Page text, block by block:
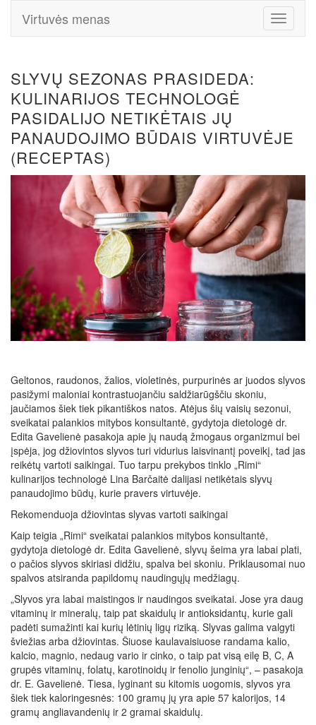
Toggle
Virtuvės menas
SLYVŲ SEZONAS PRASIDEDA:
KULINARIJOS TECHNOLOGĖ
PASIDALIJO NETIKĖTAIS JŲ
PANAUDOJIMO BŪDAIS VIRTUVĖJE
(RECEPTAS)
Geltonos, raudonos, žalios, violetinės, purpurinės ar juodos slyvos
pasižymi maloniai kontrastuojančiu saldžiarūgščiu skoniu,
jaučiamos šiek tiek pikantiškos natos. Atėjus šių vaisių sezonui,
sveikatai palankios mitybos konsultantė, gydytoja dietologė dr.
Edita Gavelienė pasakoja apie jų naudą žmogaus organizmui bei
įspėja, jog džiovintos slyvos turi vidurius laisvinantį poveikį, tad jas
reikėtų vartoti saikingai. Tuo tarpu prekybos tinklo „Rimi“
kulinarijos technologė Lina Barčaitė dalijasi netikėtais slyvų
panaudojimo būdų, kurie pravers virtuvėje.
Rekomenduoja džiovintas slyvas vartoti saikingai
Kaip teigia „Rimi“ sveikatai palankios mitybos konsultantė,
gydytoja dietologė dr. Edita Gavelienė, slyvų šeima yra labai plati,
o pačios slyvos skiriasi didžiu, spalva bei skoniu. Priklausomai nuo
spalvos atsiranda papildomų naudingųjų medžiagų.
„Slyvos yra labai maistingos ir naudingos sveikatai. Jose yra daug
vitaminų ir mineralų, taip pat skaidulų ir antioksidantų, kurie gali
padėti sumažinti kai kurių lėtinių ligų riziką. Slyvas galima valgyti
šviežias arba džiovintas. Šiuose kaulavaisiuose randama kalio,
kalcio, magnio, nedaug vario ir cinko, o taip pat visą eilę B, C, A
grupės vitaminų, folatų, karotinoidų ir fenolio junginių“, – pasakoja
dr. E. Gavelienė. Tiesa, lyginant su kitomis uogomis, slyvos yra
šiek tiek kaloringesnės: 100 gramų jų yra apie 57 kalorijos, 14
gramų angliavandenių ir 2 gramai skaidulų.